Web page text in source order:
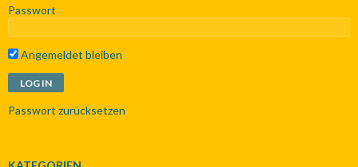
Passwort
Angemeldet bleiben
Passwort zurücksetzen